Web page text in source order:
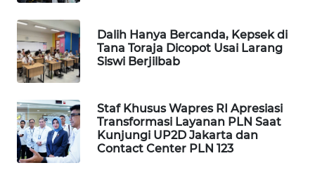
Dalih Hanya Bercanda, Kepsek di
Tana Toraja Dicopot Usai Larang
Siswi Berjilbab
Staf Khusus Wapres RI Apresiasi
Transformasi Layanan PLN Saat
Kunjungi UP2D Jakarta dan
Contact Center PLN 123
WAHANA
PERSONA
WAHANA
WAHANA
HEALTH